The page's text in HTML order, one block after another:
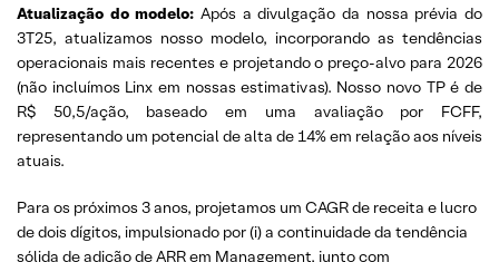
Atualização do modelo: Após a divulgação da nossa prévia do
3T25, atualizamos nosso modelo, incorporando as tendências
operacionais mais recentes e projetando o preço-alvo para 2026
(não incluímos Linx em nossas estimativas). Nosso novo TP é de
R$ 50,5/ação, baseado em uma avaliação por FCFF,
representando um potencial de alta de 14% em relação aos níveis
atuais.
Para os próximos 3 anos, projetamos um CAGR de receita e lucro
de dois dígitos, impulsionado por (i) a continuidade da tendência
sólida de adição de ARR em Management, junto com